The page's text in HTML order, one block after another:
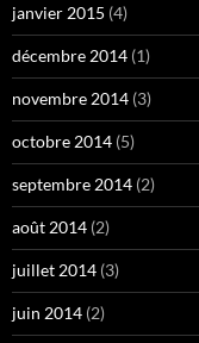
janvier 2015 (4)
décembre 2014 (1)
novembre 2014 (3)
octobre 2014 (5)
septembre 2014 (2)
août 2014 (2)
juillet 2014 (3)
juin 2014 (2)